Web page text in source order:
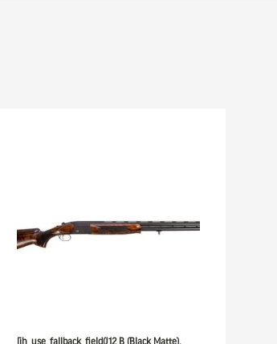
[ih_use_fallback_field(J12 B (Black Matte),